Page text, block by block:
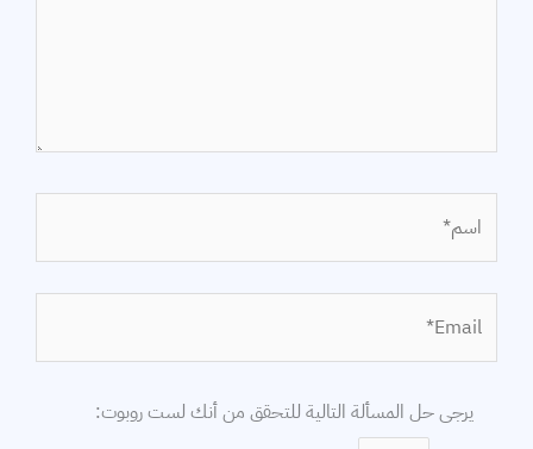
الموقع
يرجى حل المسألة التالية للتحقق من أنك لست روبوت: